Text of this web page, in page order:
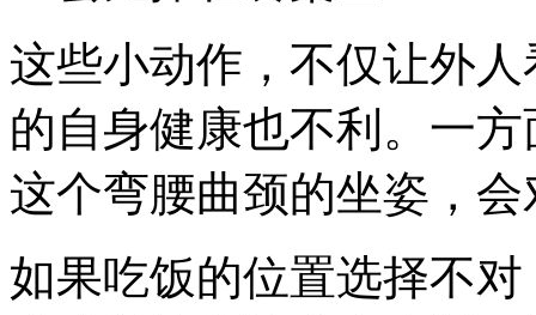
这些小动作，不仅让外
的自身健康也不利。一
这个弯腰曲颈的坐姿，
如果吃饭的位置选择不